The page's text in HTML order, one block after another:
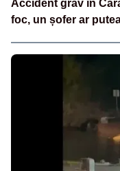
Accident grav în
foc, un șofer ar